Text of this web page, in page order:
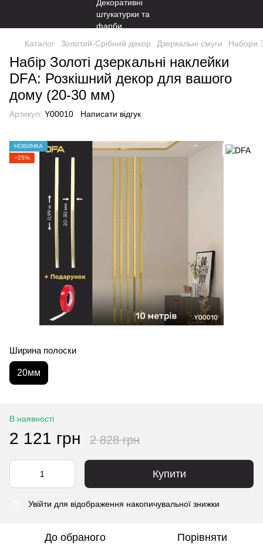
Каталог Золотий-Срібний декор Дзеркальні смуги Набори
Набір Золоті дзеркальні наклейки
DFA: Розкішний декор для вашого
дому (20-30 мм)
Артикул: Y00010 Написати відгук
НОВИНКА
−25%
Ширина полоски
20мм
В наявності
2 121 грн 2 828 грн
Купити
Увійти для відображення накопичувальної знижки
До обраного Порівняти